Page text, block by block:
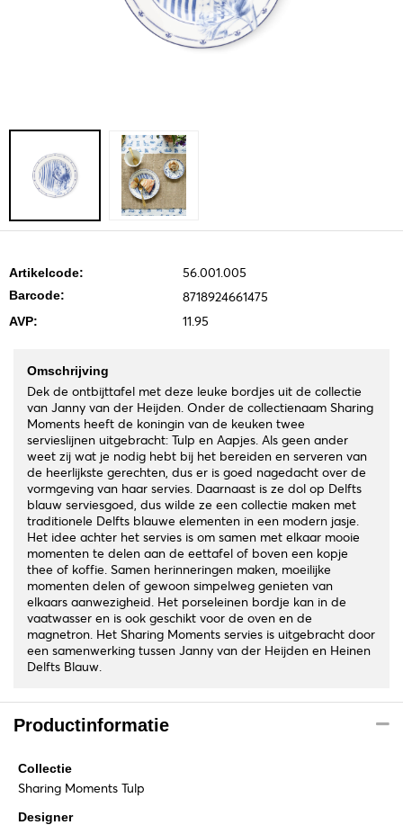
Artikelcode: 56.001.005
Barcode: 8718924661475
AVP: 11.95
Omschrijving
Dek de ontbijttafel met deze leuke bordjes uit de collectie
van Janny van der Heijden. Onder de collectienaam Sharing
Moments heeft de koningin van de keuken twee
servieslijnen uitgebracht: Tulp en Aapjes. Als geen ander
weet zij wat je nodig hebt bij het bereiden en serveren van
de heerlijkste gerechten, dus er is goed nagedacht over de
vormgeving van haar servies. Daarnaast is ze dol op Delfts
blauw serviesgoed, dus wilde ze een collectie maken met
traditionele Delfts blauwe elementen in een modern jasje.
Het idee achter het servies is om samen met elkaar mooie
momenten te delen aan de eettafel of boven een kopje
thee of koffie. Samen herinneringen maken, moeilijke
momenten delen of gewoon simpelweg genieten van
elkaars aanwezigheid. Het porseleinen bordje kan in de
vaatwasser en is ook geschikt voor de oven en de
magnetron. Het Sharing Moments servies is uitgebracht door
een samenwerking tussen Janny van der Heijden en Heinen
Delfts Blauw.
Productinformatie
Collectie
Sharing Moments Tulp
Designer